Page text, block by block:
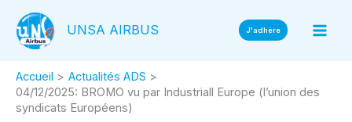
contenu
UNSA AIRBUS J'adhère
Accueil
Actualités ADS
04/12/2025: BROMO vu par Industriall Europe (l’union des
syndicats Européens)